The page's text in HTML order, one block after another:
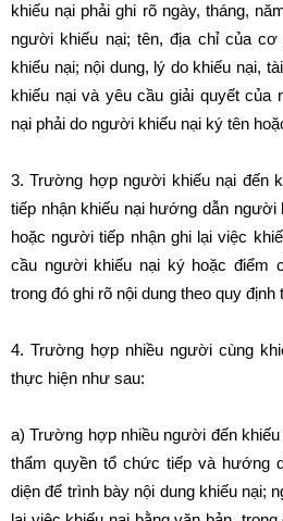
khiếu nại phải ghi rõ ngày, tháng,
người khiếu nại; tên, địa chỉ của
khiếu nại; nội dung, lý do khiếu nại,
khiếu nại và yêu cầu giải quyết
nại phải do người khiếu nại ký tên
3. Trường hợp người khiếu nại đến
tiếp nhận khiếu nại hướng dẫn người
hoặc người tiếp nhận ghi lại việc
cầu người khiếu nại ký hoặc điểm
trong đó ghi rõ nội dung theo quy
4. Trường hợp nhiều người cùng
thực hiện như sau:
a) Trường hợp nhiều người đến
thẩm quyền tổ chức tiếp và hướng
diện để trình bày nội dung khiếu nại;